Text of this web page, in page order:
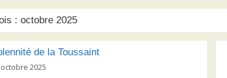
: octobre 2025
de la Toussaint
2025